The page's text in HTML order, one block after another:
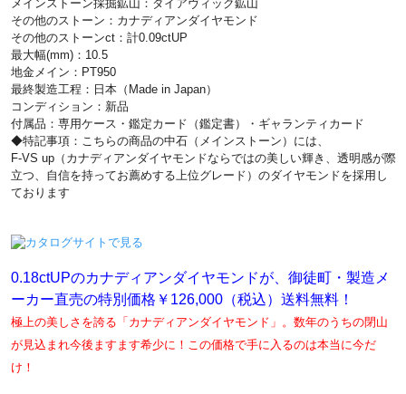
メインストーン採掘鉱山：ダイアヴィック鉱山
その他のストーン：カナディアンダイヤモンド
その他のストーンct：計0.09ctUP
最大幅(mm)：10.5
地金メイン：PT950
最終製造工程：日本（Made in Japan）
コンディション：新品
付属品：専用ケース・鑑定カード（鑑定書）・ギャランティカード
◆特記事項：こちらの商品の中石（メインストーン）には、
F-VS up（カナディアンダイヤモンドならではの美しい輝き、透明感が際
立つ、自信を持ってお薦めする上位グレード）のダイヤモンドを採用し
ております
0.18ctUPのカナディアンダイヤモンドが、御徒町・製造メ
ーカー直売の特別価格￥126,000（税込）送料無料！
極上の美しさを誇る「カナディアンダイヤモンド」。数年のうちの閉山
が見込まれ今後ますます希少に！この価格で手に入るのは本当に今だ
け！